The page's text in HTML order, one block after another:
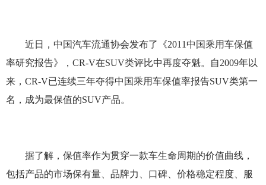
近日，中国汽车流通协会发布了《2011中国乘用车保值
率研究报告》，CR-V在SUV类评比中再度夺魁。自2009年以
来，CR-V已连续三年夺得中国乘用车保值率报告SUV类第一
名，成为最保值的SUV产品。
据了解，保值率作为贯穿一款车生命周期的价值曲线，
包括产品的市场保有量、品牌力、口碑、价格稳定程度、服